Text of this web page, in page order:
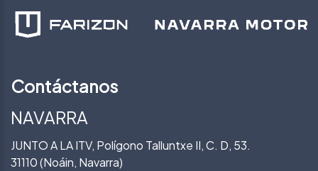
Contáctanos
NAVARRA
JUNTO A LA ITV, Polígono Talluntxe II, C. D, 53.
31110 (Noáin, Navarra)